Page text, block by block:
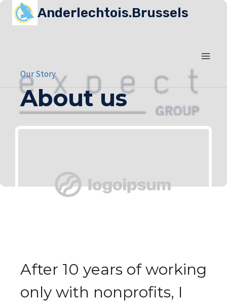
Anderlechtois.Brussels
Our Story
About us
After 10 years of working
only with nonprofits, I